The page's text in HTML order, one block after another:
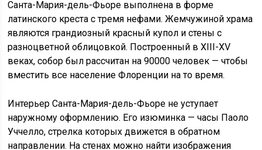
Санта-Мария-дель-Фьоре выполнена в форме
латинского креста с тремя нефами. Жемчужиной храма
являются грандиозный красный купол и стены с
разноцветной облицовкой. Построенный в XIII-XV
веках, собор был рассчитан на 90000 человек — чтобы
вместить все население Флоренции на то время.
Интерьер Санта-Мария-дель-Фьоре не уступает
наружному оформлению. Его изюминка — часы Паоло
Уччелло, стрелка которых движется в обратном
направлении. На стенах можно найти изображения